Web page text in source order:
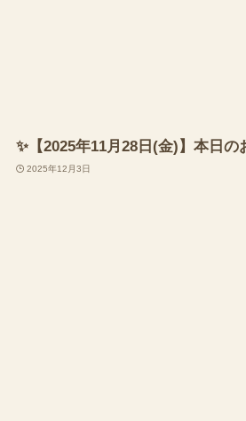
✨【2025年11月28日(金)】本日の
2025年12月3日